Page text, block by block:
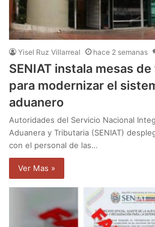
Yisel Ruz Villarreal hace 2 semanas
SENIAT instala mesas
para modernizar el
aduanero
Autoridades del Servicio Nacional
Aduanera y Tributaria (SENIAT)
con el personal de las…
Ver Mas »